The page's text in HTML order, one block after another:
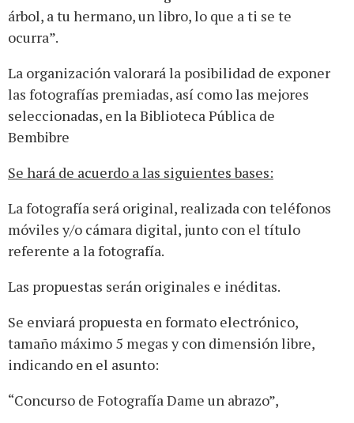
árbol, a tu hermano, un libro, lo que a ti se te
ocurra”.
La organización valorará la posibilidad de exponer
las fotografías premiadas, así como las mejores
seleccionadas, en la Biblioteca Pública de
Bembibre
Se hará de acuerdo a las siguientes bases:
La fotografía será original, realizada con teléfonos
móviles y/o cámara digital, junto con el título
referente a la fotografía.
Las propuestas serán originales e inéditas.
Se enviará propuesta en formato electrónico,
tamaño máximo 5 megas y con dimensión libre,
indicando en el asunto:
“Concurso de Fotografía Dame un abrazo”,